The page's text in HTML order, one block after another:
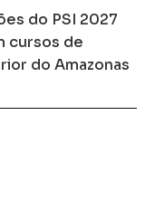
do PSI 2027
cursos de
do Amazonas